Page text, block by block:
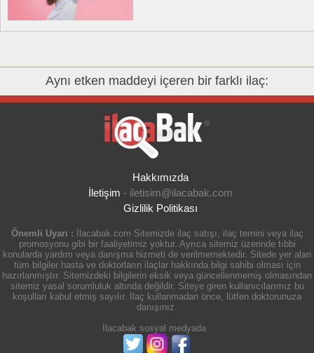
Aynı etken maddeyi içeren bir farklı ilaç:
Hakkımızda
İletişim - iletisim@ilacabak.com
Gizlilik Politikası
Önemli Uyarı : İlacabak.com Sitemizde ilaç satışı, ilaç temini veya ilaç
promosyonu gibi bir faaliyetimiz yoktur. Ayrıca sitemiz üzerinde tıbbi
konularda yardım veya danışma hizmeti de verilmemektedir. Sitede yer alan
tüm bilgiler hasta ve doktorların ilaçlar hakkında bilgi sahibi olması için
hazırlanmıştır. Sitemizdeki bilgilerin eksik veya güncellenmemiş olmasından
sitemiz yasal sorumluluk altında değildir. Siteye giren kullanıcılarımız bu
koşulları kabul etmiş sayılır. İlaç kullanmadan önce, lütfen doktorunuza
danışınız.
İlacabak sosyal medyada :